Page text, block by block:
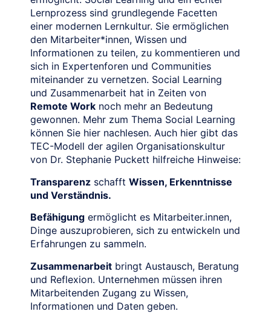
Lernprozess sind grundlegende Facetten
einer modernen Lernkultur. Sie ermöglichen
den Mitarbeiter*innen, Wissen und
Informationen zu teilen, zu kommentieren und
sich in Expertenforen und Communities
miteinander zu vernetzen. Social Learning
und Zusammenarbeit hat in Zeiten von
Remote Work noch mehr an Bedeutung
gewonnen. Mehr zum Thema Social Learning
können Sie hier nachlesen. Auch hier gibt das
TEC-Modell der agilen Organisationskultur
von Dr. Stephanie Puckett hilfreiche Hinweise:
Transparenz schafft Wissen, Erkenntnisse
und Verständnis.
Befähigung ermöglicht es Mitarbeiter.innen,
Dinge auszuprobieren, sich zu entwickeln und
Erfahrungen zu sammeln.
Zusammenarbeit bringt Austausch, Beratung
und Reflexion. Unternehmen müssen ihren
Mitarbeitenden Zugang zu Wissen,
Informationen und Daten geben.